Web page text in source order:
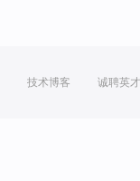
技术博客 诚聘英才